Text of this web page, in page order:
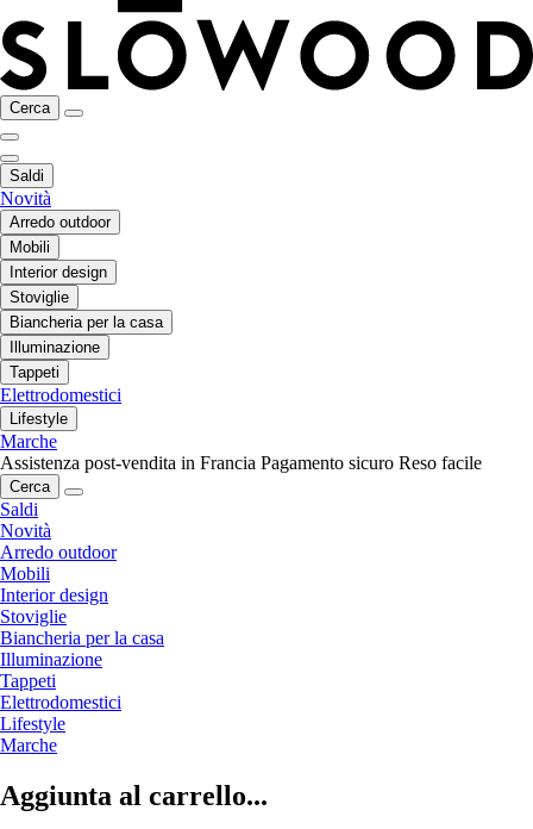
Cerca
Saldi
Novità
Arredo outdoor
Mobili
Interior design
Stoviglie
Biancheria per la casa
Illuminazione
Tappeti
Elettrodomestici
Lifestyle
Marche
Assistenza post-vendita in Francia Pagamento sicuro Reso facile
Cerca
Saldi
Novità
Arredo outdoor
Mobili
Interior design
Stoviglie
Biancheria per la casa
Illuminazione
Tappeti
Elettrodomestici
Lifestyle
Marche
Aggiunta al carrello...